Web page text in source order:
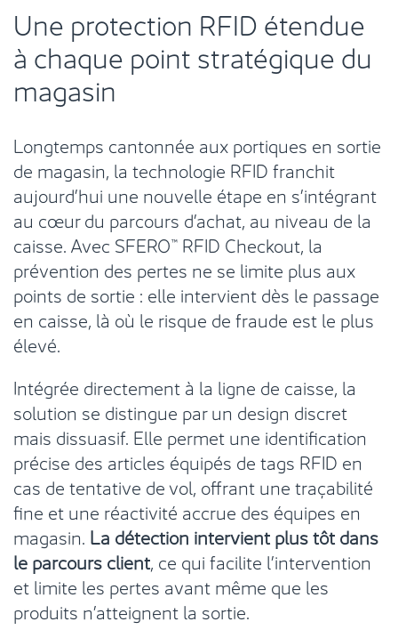
Une protection RFID étendue
à chaque point stratégique du
magasin
Longtemps cantonnée aux portiques en sortie
de magasin, la technologie RFID franchit
aujourd’hui une nouvelle étape en s’intégrant
au cœur du parcours d’achat, au niveau de la
caisse. Avec SFERO™ RFID Checkout, la
prévention des pertes ne se limite plus aux
points de sortie : elle intervient dès le passage
en caisse, là où le risque de fraude est le plus
élevé.
Intégrée directement à la ligne de caisse, la
solution se distingue par un design discret
mais dissuasif. Elle permet une identification
précise des articles équipés de tags RFID en
cas de tentative de vol, offrant une traçabilité
fine et une réactivité accrue des équipes en
magasin. La détection intervient plus tôt dans
le parcours client, ce qui facilite l’intervention
et limite les pertes avant même que les
produits n’atteignent la sortie.